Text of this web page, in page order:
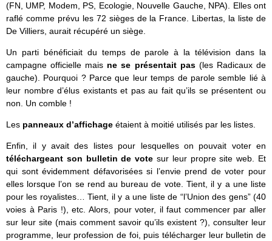
(FN, UMP, Modem, PS, Ecologie, Nouvelle Gauche, NPA). Elles ont
raflé comme prévu les 72 sièges de la France. Libertas, la liste de
De Villiers, aurait récupéré un siège.
Un parti bénéficiait du temps de parole à la télévision dans la
campagne officielle mais ne se présentait pas(les Radicaux de
gauche). Pourquoi ? Parce que leur temps de parole semble lié à
leur nombre d’élus existants et pas au fait qu’ils se présentent ou
non. Un comble !
Les panneaux d’affichage étaient à moitié utilisés par les listes.
Enfin, il y avait des listes pour lesquelles on pouvait voter en
téléchargeant son bulletin de vote sur leur propre site web. Et
qui sont évidemment défavorisées si l’envie prend de voter pour
elles lorsque l’on se rend au bureau de vote. Tient, il y a une liste
pour les royalistes… Tient, il y a une liste de “l’Union des gens” (40
voies à Paris !), etc. Alors, pour voter, il faut commencer par aller
sur leur site (mais comment savoir qu’ils existent ?), consulter leur
programme, leur profession de foi, puis télécharger leur bulletin de